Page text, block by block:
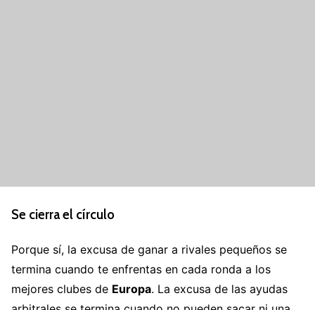
Se cierra el círculo
Porque sí, la excusa de ganar a rivales pequeños se
termina cuando te enfrentas en cada ronda a los
mejores clubes de Europa. La excusa de las ayudas